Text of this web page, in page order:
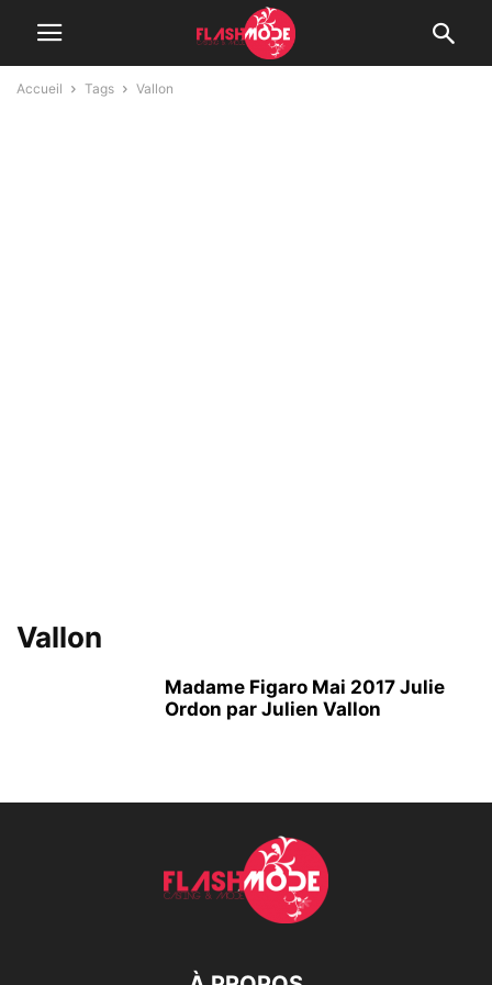
Accueil Tags Vallon
Vallon
Madame Figaro Mai 2017 Julie
Ordon par Julien Vallon